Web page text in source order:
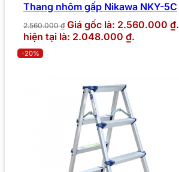
Thang nhôm gấp Nikawa NKY-5C
2.560.000₫ Giá gốc là: 2.560.000 ₫.
hiện tại là: 2.048.000 ₫.
-20%